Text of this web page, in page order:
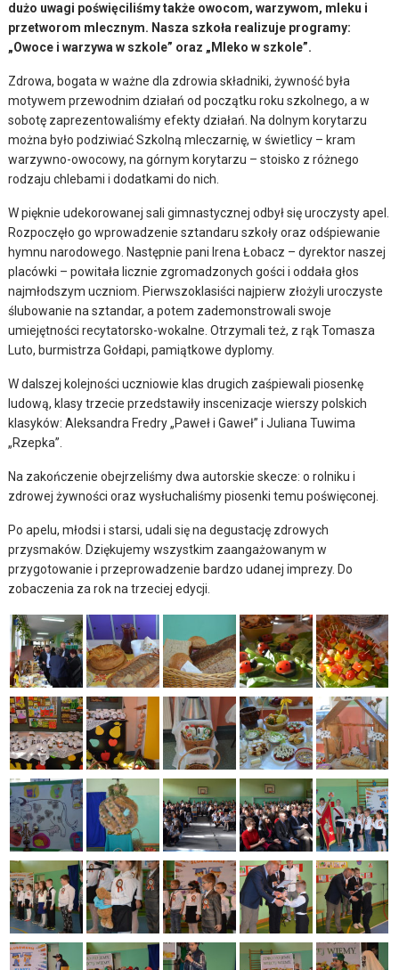
dużo uwagi poświęciliśmy także owocom, warzywom, mleku i
przetworom mlecznym. Nasza szkoła realizuje programy:
„Owoce i warzywa w szkole” oraz „Mleko w szkole”.
Zdrowa, bogata w ważne dla zdrowia składniki, żywność była
motywem przewodnim działań od początku roku szkolnego, a w
sobotę zaprezentowaliśmy efekty działań. Na dolnym korytarzu
można było podziwiać Szkolną mleczarnię, w świetlicy – kram
warzywno-owocowy, na górnym korytarzu – stoisko z różnego
rodzaju chlebami i dodatkami do nich.
W pięknie udekorowanej sali gimnastycznej odbył się uroczysty apel.
Rozpoczęło go wprowadzenie sztandaru szkoły oraz odśpiewanie
hymnu narodowego. Następnie pani Irena Łobacz – dyrektor naszej
placówki – powitała licznie zgromadzonych gości i oddała głos
najmłodszym uczniom. Pierwszoklasiści najpierw złożyli uroczyste
ślubowanie na sztandar, a potem zademonstrowali swoje
umiejętności recytatorsko-wokalne. Otrzymali też, z rąk Tomasza
Luto, burmistrza Gołdapi, pamiątkowe dyplomy.
W dalszej kolejności uczniowie klas drugich zaśpiewali piosenkę
ludową, klasy trzecie przedstawiły inscenizacje wierszy polskich
klasyków: Aleksandra Fredry „Paweł i Gaweł” i Juliana Tuwima
„Rzepka”.
Na zakończenie obejrzeliśmy dwa autorskie skecze: o rolniku i
zdrowej żywności oraz wysłuchaliśmy piosenki temu poświęconej.
Po apelu, młodsi i starsi, udali się na degustację zdrowych
przysmaków. Dziękujemy wszystkim zaangażowanym w
przygotowanie i przeprowadzenie bardzo udanej imprezy. Do
zobaczenia za rok na trzeciej edycji.